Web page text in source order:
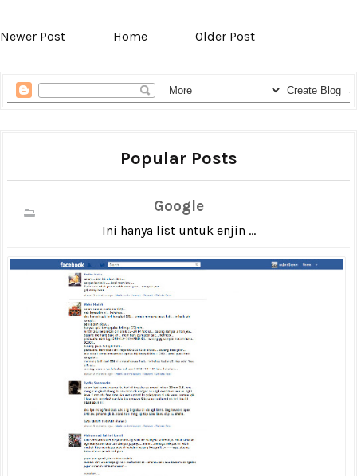
Newer Post Home Older Post
Popular Posts
Google
Ini hanya list untuk enjin ...